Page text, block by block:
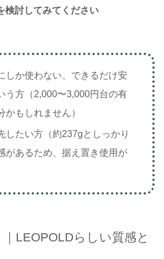
検討してみてください
しか使わない、できるだけ安
う方（2,000〜3,000円台の有
かもしれません）
したい方（約237gとしっかり
があるため、据え置き使用が
LEOPOLDらしい質感と